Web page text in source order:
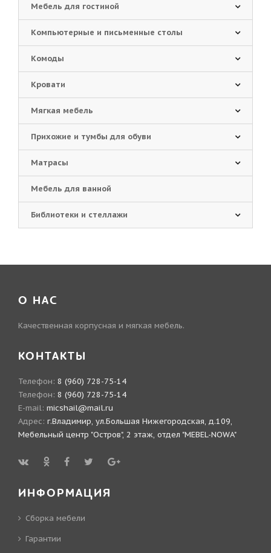
Мебель для гостиной
Компьютерные и письменные столы
Комоды
Кровати
Мягкая мебель
Прихожие и тумбы для обуви
Матрасы
Мебель для ванной
Библиотеки и стеллажи
О НАС
Качественная корпусная и мягкая мебель.
КОНТАКТЫ
Телефон: 8 (960) 728-75-14
Телефон: 8 (960) 728-75-14
E-mail: micshail@mail.ru
Адрес: г.Владимир, ул.Большая Нижегородская, д.109,
Мебельный центр "Остров", 2 этаж, отдел "MEBEL-NOWA"
ИНФОРМАЦИЯ
Сборка мебели
Гарантии